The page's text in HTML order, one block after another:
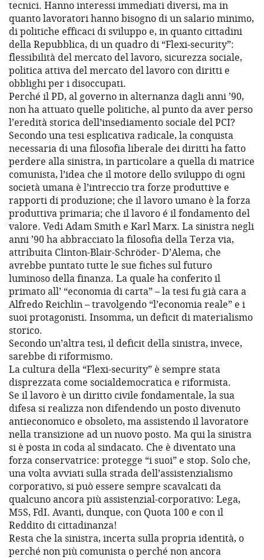
tecnici. Hanno interessi immediati diversi, ma in
quanto lavoratori hanno bisogno di un salario minimo,
di politiche efficaci di sviluppo e, in quanto cittadini
della Repubblica, di un quadro di “Flexi-security”:
flessibilità del mercato del lavoro, sicurezza sociale,
politica attiva del mercato del lavoro con diritti e
obblighi per i disoccupati.
Perché il PD, al governo in alternanza dagli anni ’90,
non ha attuato quelle politiche, al punto da aver perso
l’eredità storica dell’insediamento sociale del PCI?
Secondo una tesi esplicativa radicale, la conquista
necessaria di una filosofia liberale dei diritti ha fatto
perdere alla sinistra, in particolare a quella di matrice
comunista, l’idea che il motore dello sviluppo di ogni
società umana è l’intreccio tra forze produttive e
rapporti di produzione; che il lavoro umano è la forza
produttiva primaria; che il lavoro é il fondamento del
valore. Vedi Adam Smith e Karl Marx. La sinistra negli
anni ’90 ha abbracciato la filosofia della Terza via,
attribuita Clinton-Blair-Schröder- D’Alema, che
avrebbe puntato tutte le sue fiches sul futuro
luminoso della finanza. La quale ha conferito il
primato all’ “economia di carta” – la tesi fu già cara a
Alfredo Reichlin – travolgendo “l’economia reale” e i
suoi protagonisti. Insomma, un deficit di materialismo
storico.
Secondo un’altra tesi, il deficit della sinistra, invece,
sarebbe di riformismo.
La cultura della “Flexi-security” è sempre stata
disprezzata come socialdemocratica e riformista.
Se il lavoro è un diritto civile fondamentale, la sua
difesa si realizza non difendendo un posto divenuto
antieconomico e obsoleto, ma assistendo il lavoratore
nella transizione ad un nuovo posto. Ma qui la sinistra
si è posta in coda al sindacato. Che è diventato una
forza conservatrice: protegge “i suoi” e stop. Solo che,
una volta avviati sulla strada dell’assistenzialismo
corporativo, si può essere sempre scavalcati da
qualcuno ancora più assistenzial-corporativo: Lega,
M5S, FdI. Avanti, dunque, con Quota 100 e con il
Reddito di cittadinanza!
Resta che la sinistra, incerta sulla propria identità, o
perché non più comunista o perché non ancora